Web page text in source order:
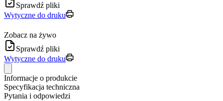
Sprawdź pliki
Wytyczne do druku
Zobacz na żywo
Sprawdź pliki
Wytyczne do druku
Informacje o produkcie
Specyfikacja techniczna
Pytania i odpowiedzi